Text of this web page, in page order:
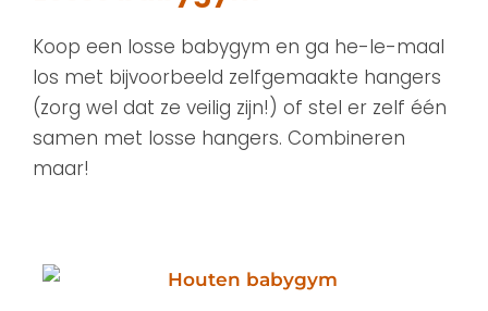
Koop een losse babygym en ga he-le-maal
los met bijvoorbeeld zelfgemaakte hangers
(zorg wel dat ze veilig zijn!) of stel er zelf één
samen met losse hangers. Combineren
maar!